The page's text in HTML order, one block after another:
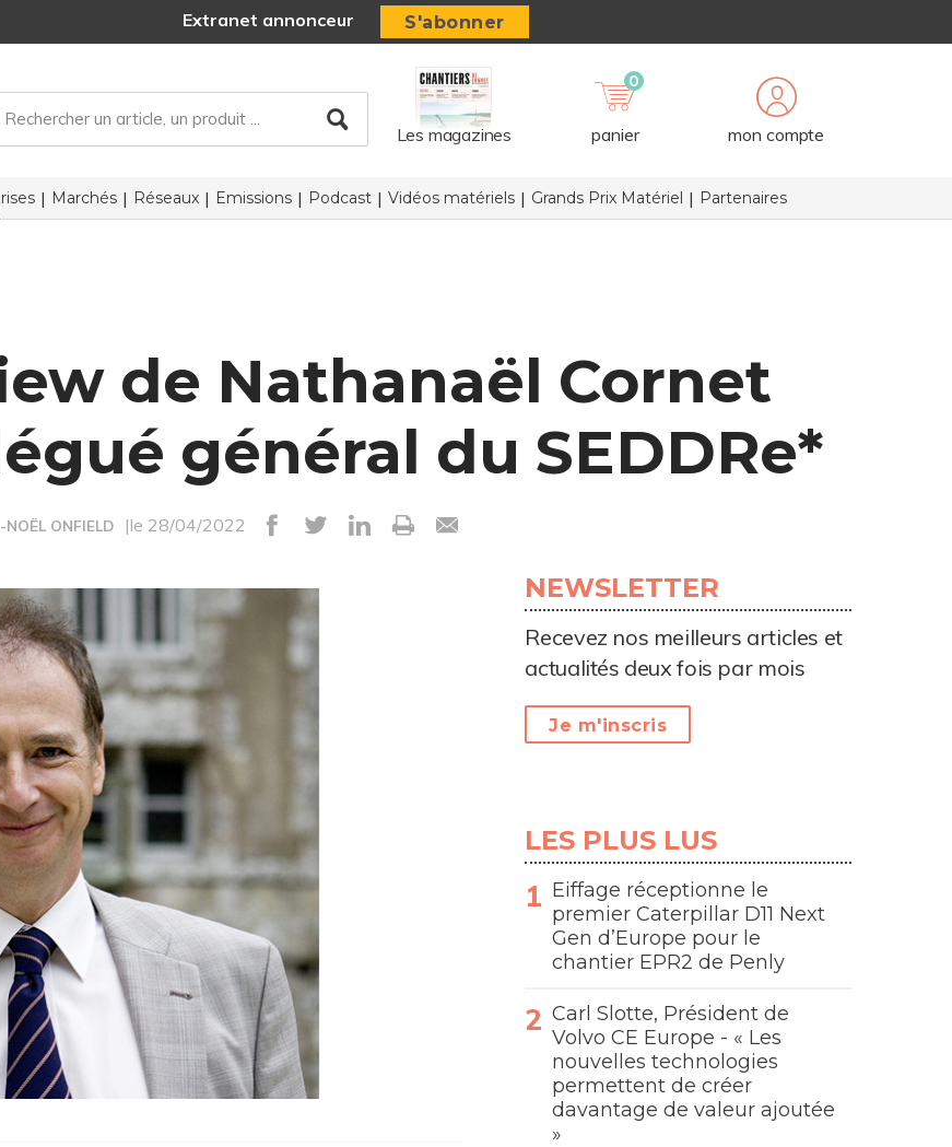
Extranet annonceur S'abonner
Les magazines
0
panier mon compte
Marchés Réseaux Emissions Podcast Vidéos matériels Grands Prix Matériel Partenaires
de Nathanaël Cornet
général du SEDDRe*
NOËL ONFIELD |le 28/04/2022
NEWSLETTER
Recevez nos meilleurs articles et
actualités deux fois par mois
Je m'inscris
LES PLUS LUS
Eiffage réceptionne le
premier Caterpillar D11 Next
Gen d’Europe pour le
chantier EPR2 de Penly
Carl Slotte, Président de
Volvo CE Europe - « Les
nouvelles technologies
permettent de créer
davantage de valeur ajoutée
»